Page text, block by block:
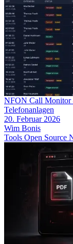
NFON Call Monitor
Telefonanlagen
20. Februar 2026
Wim Bonis
Tools Open Source